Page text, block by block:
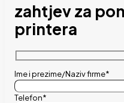
zahtjev za
printera
Ime i prezime/Naziv firme*
Telefon*